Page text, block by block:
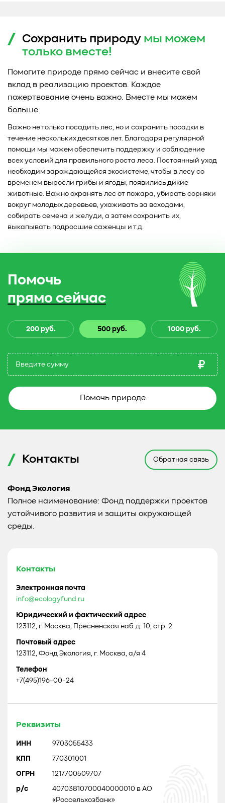
Сохранить природу мы можем
только вместе!
Помогите природе прямо сейчас и внесите свой
вклад в реализацию проектов. Каждое
пожертвование очень важно. Вместе мы можем
больше.
Важно не только посадить лес, но и сохранить посадки в
течение нескольких десятков лет. Благодаря регулярной
помощи мы можем обеспечить поддержку и соблюдение
всех условий для правильного роста леса. Постоянный уход
необходим зарождающейся экосистеме, чтобы в лесу со
временем выросли грибы и ягоды, появились дикие
животные. Важно охранять лес от пожара, убирать сорняки
вокруг молодых деревьев, ухаживать за всходами,
собирать семена и желуди, а затем сохранить их,
выкапывать подросшие саженцы и т.д.
Помочь
прямо сейчас
200 руб. 500 руб. 1000 руб.
Помочь природе
Контакты Обратная связь
Фонд Экология
Полное наименование: Фонд поддержки проектов
устойчивого развития и защиты окружающей
среды.
Контакты
Электронная почта
info@ecologyfund.ru
Юридический и фактический адрес
123112, г. Москва, Пресненская наб. д. 10, стр. 2
Почтовый адрес
123112, Фонд Экология, г. Москва, а/я 4
Телефон
+7(495)196-00-24
Реквизиты
ИНН 9703055433
КПП 770301001
ОГРН 1217700509707
р/с
40703810700040000010 в АО
«Россельхозбанк»